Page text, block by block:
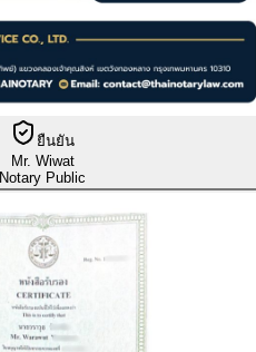
ยืนยัน
Mr. Wiwat
Notary Public